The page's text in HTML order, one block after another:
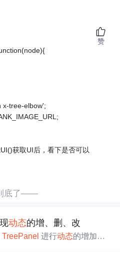
x-tree-elbow';
获取UI后，看下是否可以
赞
底了——
动态的增、删、改
TreePanel 进行动态的增加、